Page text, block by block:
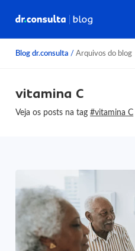
Blog dr.consulta / Arquivos do blog
vitamina C
Veja os posts na tag#vitamina C